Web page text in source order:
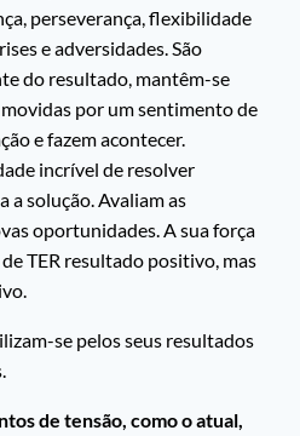
perseverança, flexibilidade
e adversidades. São
do resultado, mantêm-se
por um sentimento de
e fazem acontecer.
incrível de resolver
a solução. Avaliam as
oportunidades. A sua força
TER resultado positivo, mas
se pelos seus resultados
de tensão, como o atual,